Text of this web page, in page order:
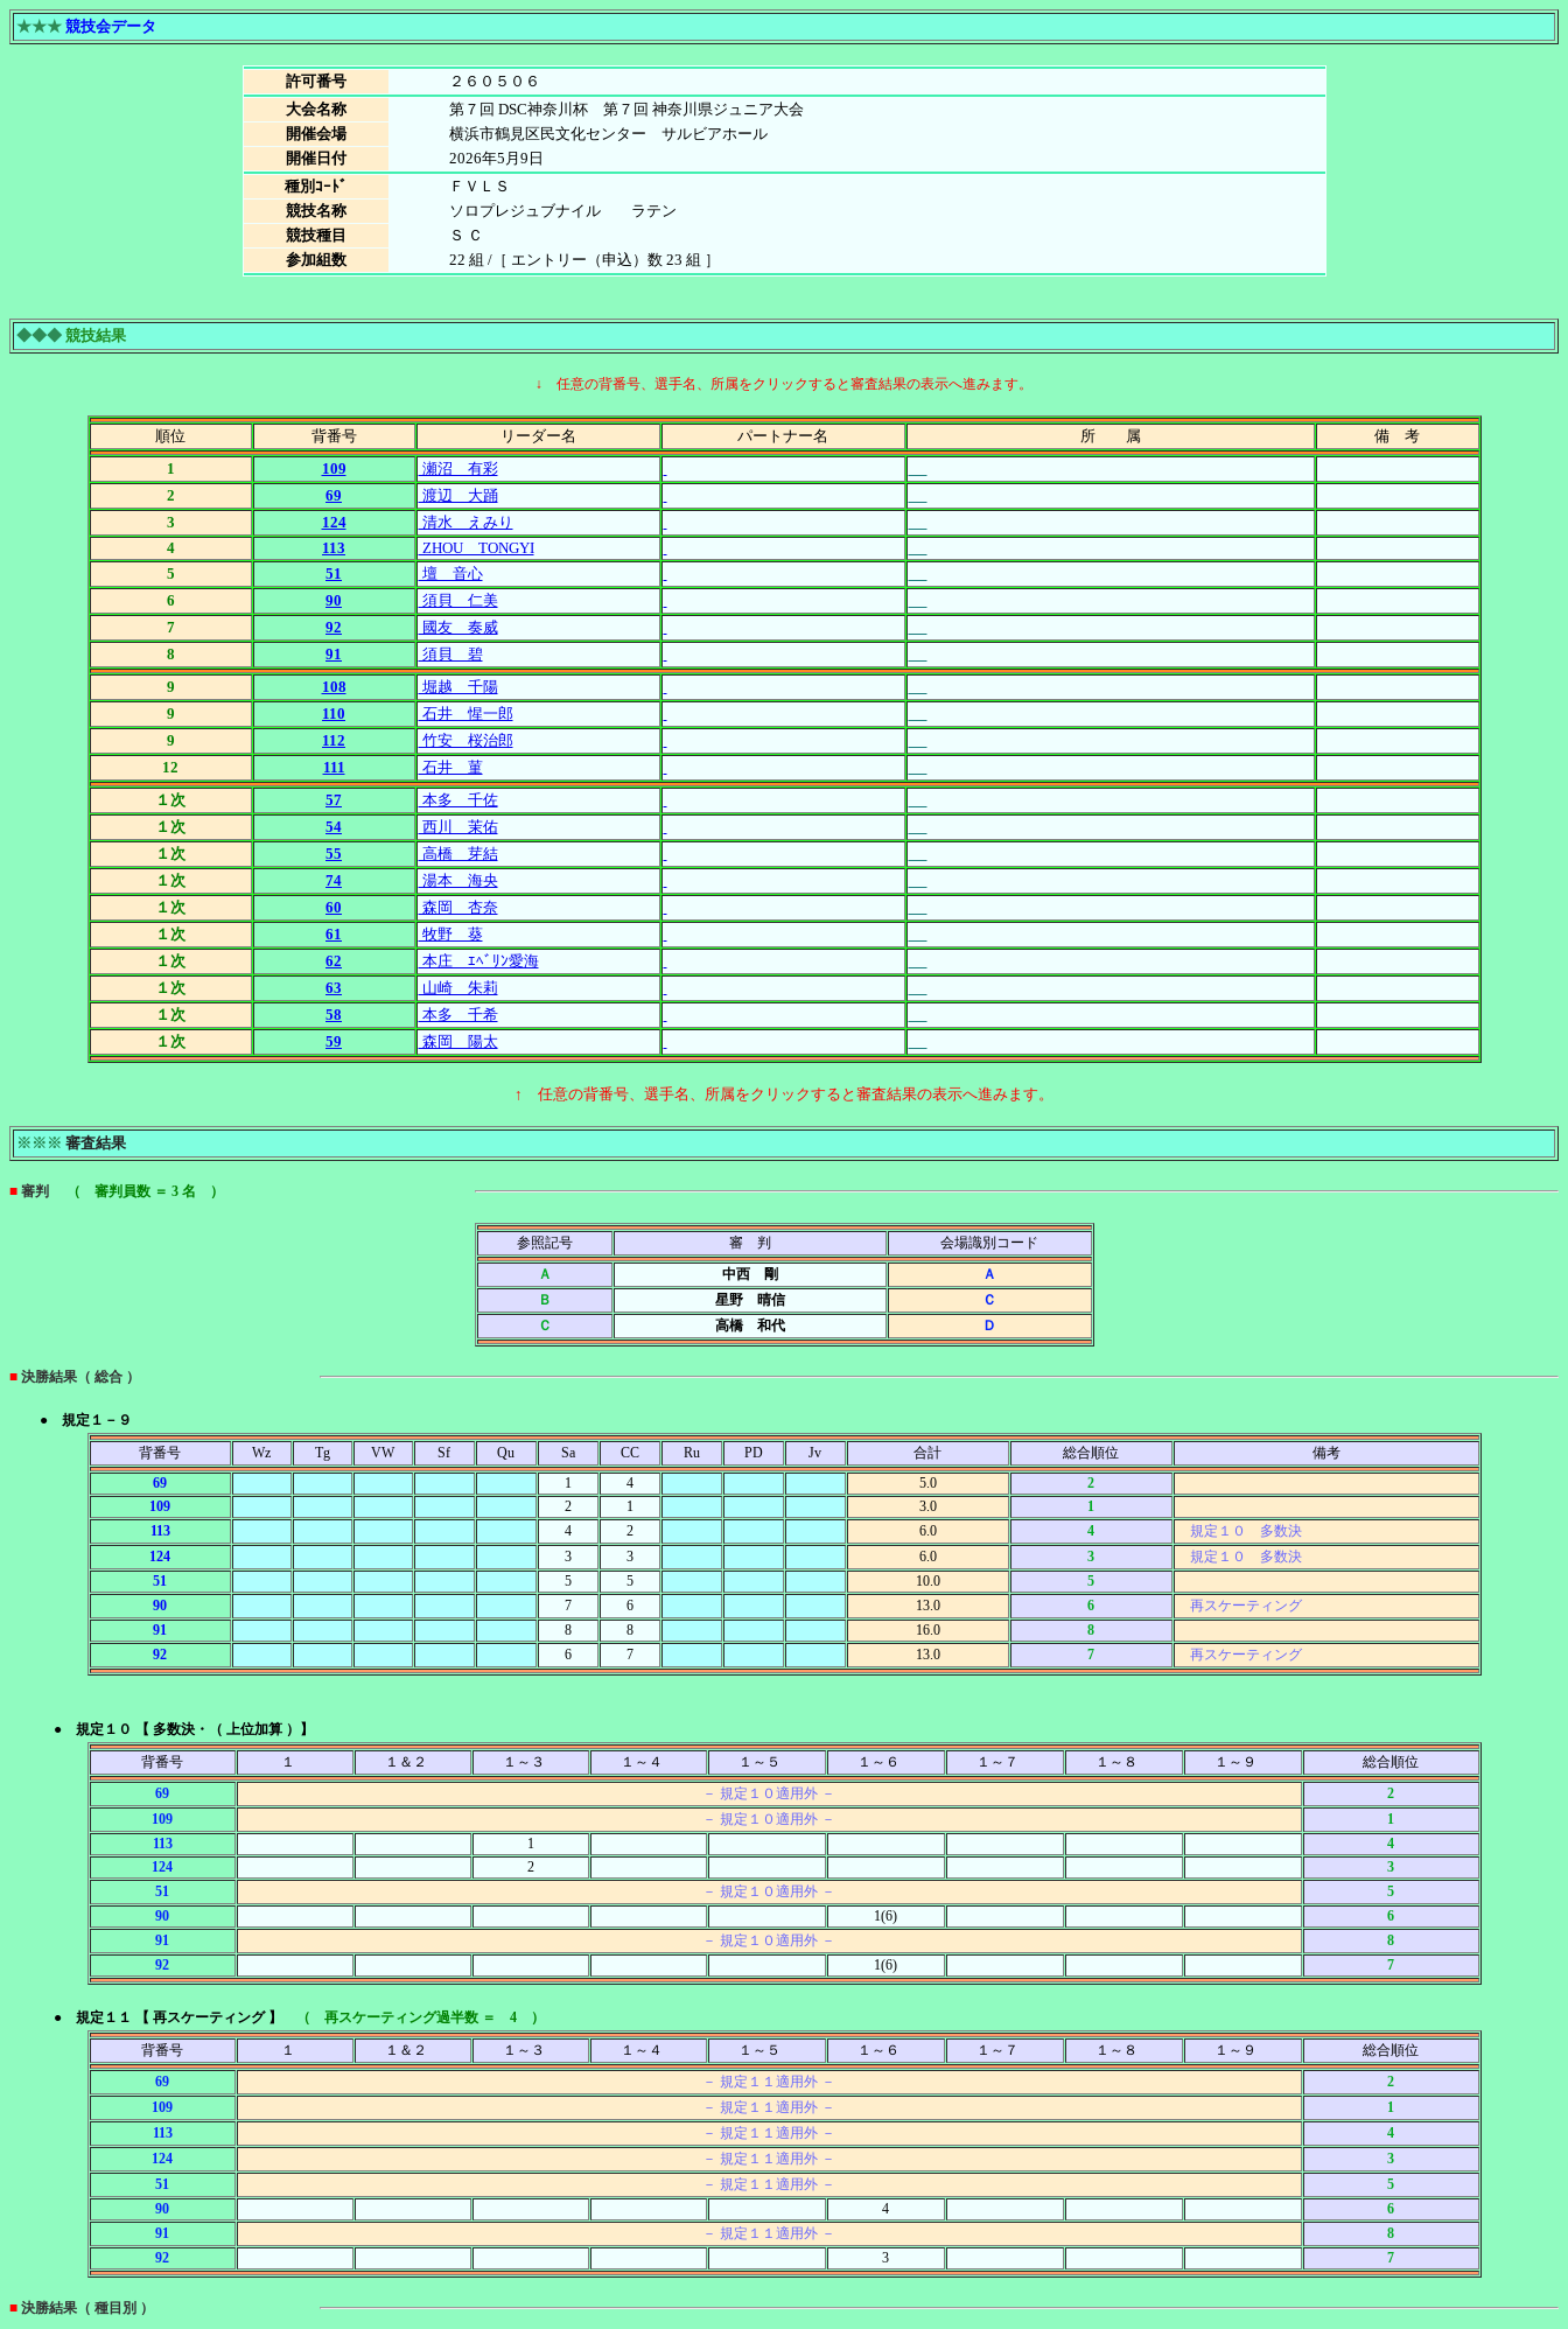
★★★ 競技会データ
許可番号
２６０５０６
大会名称
第７回 DSC神奈川杯 第７回 神奈川県ジュニア大会
開催会場
横浜市鶴見区民文化センター サルビアホール
開催日付
2026年5月9日
種別ｺｰﾄﾞ
ＦＶＬＳ
競技名称
ソロプレジュブナイル ラテン
競技種目
Ｓ Ｃ
参加組数
22 組 /［ エントリー（申込）数 23 組 ］
◆◆◆ 競技結果
↓ 任意の背番号、選手名、所属をクリックすると審査結果の表示へ進みます。
順位 背番号 リーダー名 パートナー名 所 属
備 考
1
109
瀬沼 有彩
2
69
渡辺 大踊
3
124
清水 えみり
4
113
ZHOU TONGYI
5
51
壇 音心
6
90
須貝 仁美
7
92
國友 奏威
8
91
須貝 碧
9
108
堀越 千陽
9
110
石井 惺一郎
9
112
竹安 桜治郎
12
111
石井 菫
１次
57
本多 千佐
１次
54
西川 茉佑
１次
55
高橋 芽結
１次
74
湯本 海央
１次
60
森岡 杏奈
１次
61
牧野 葵
１次
62
本庄 ｴﾍﾞﾘﾝ愛海
１次
63
山崎 朱莉
１次
58
本多 千希
１次
59 森岡 陽太
↑ 任意の背番号、選手名、所属をクリックすると審査結果の表示へ進みます。
※※※ 審査結果
■ 審判 （ 審判員数 ＝ 3 名 ）
参照記号 審 判
会場識別コード
Ａ
中西 剛
Ａ
Ｂ
星野 晴信
Ｃ
Ｃ
高橋 和代 Ｄ
■ 決勝結果（ 総合 ）
● 規定１－９
背番号
Wz Tg VW Sf Qu Sa CC Ru PD Jv 合計 総合順位
備考
69
1 4 5.0
2
109
2 1 3.0
1
113
4 2 6.0 4
規定１０ 多数決
124
3 3 6.0 3
規定１０ 多数決
51
5 5 10.0
5
90
7 6 13.0 6
再スケーティング
91
8 8 16.0
8
92
6 7 13.0 7 再スケーティング
● 規定１０ 【 多数決・（ 上位加算 ）】
背番号
１ １＆２ １～３ １～４ １～５ １～６ １～７ １～８ １～９
総合順位
69
－ 規定１０適用外 －
2
109
－ 規定１０適用外 －
1
113
1
4
124
2
3
51
－ 規定１０適用外 －
5
90
1(6)
6
91
－ 規定１０適用外 －
8
92
1(6) 7
● 規定１１ 【 再スケーティング 】
（ 再スケーティング過半数 ＝ 4 ）
背番号
１ １＆２ １～３ １～４ １～５ １～６ １～７ １～８ １～９
総合順位
69
－ 規定１１適用外 －
2
109
－ 規定１１適用外 －
1
113
－ 規定１１適用外 －
4
124
－ 規定１１適用外 －
3
51
－ 規定１１適用外 －
5
90
4
6
91
－ 規定１１適用外 －
8
92
3 7
■ 決勝結果（ 種目別 ）